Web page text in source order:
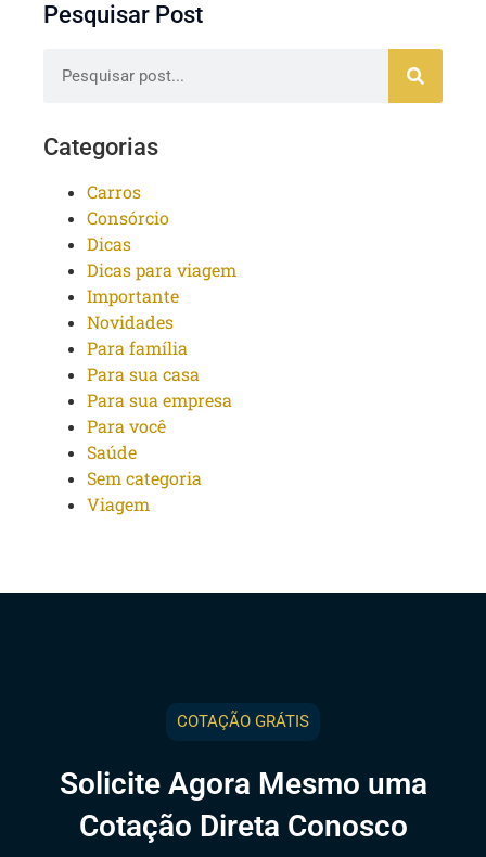
Pesquisar Post
Categorias
Carros
Consórcio
Dicas
Dicas para viagem
Importante
Novidades
Para família
Para sua casa
Para sua empresa
Para você
Saúde
Sem categoria
Viagem
COTAÇÃO GRÁTIS
Solicite Agora Mesmo uma
Cotação Direta Conosco